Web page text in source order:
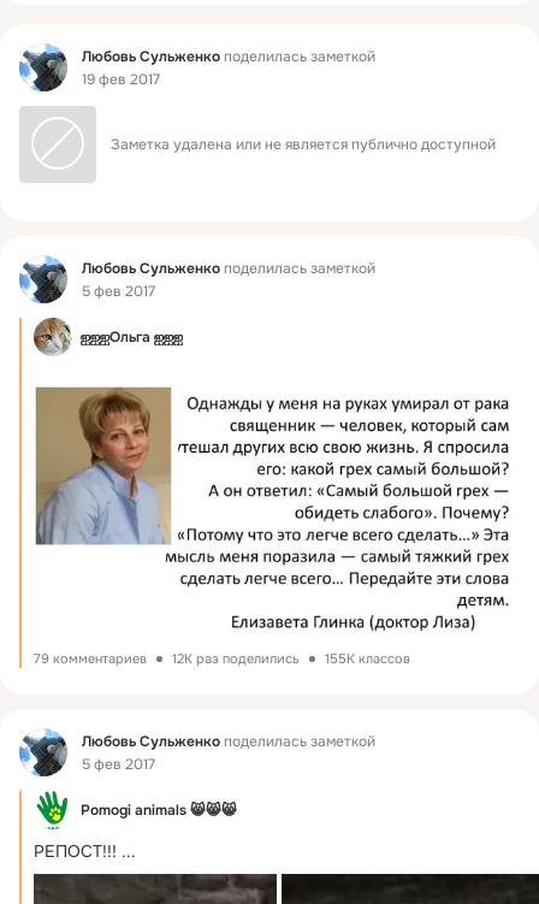
Фид Любовь Сульженкоподелилась заметкой
19 фев 2017
Заметка удалена или не является публично доступной
Фид Любовь Сульженкоподелилась заметкой
5 фев 2017
ஐஐஐОльга ஐஐஐ
79 комментариев 12K раз поделились 155K классов
Фид Любовь Сульженкоподелилась заметкой
5 фев 2017
Pomogi animals 😸😸😸
РЕПОСТ!!! ...